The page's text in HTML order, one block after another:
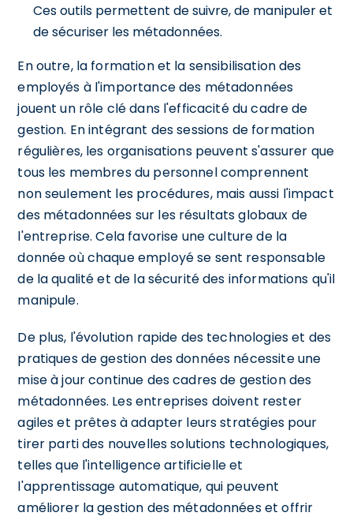
Ces outils permettent de suivre, de manipuler et
de sécuriser les métadonnées.
En outre, la formation et la sensibilisation des
employés à l'importance des métadonnées
jouent un rôle clé dans l'efficacité du cadre de
gestion. En intégrant des sessions de formation
régulières, les organisations peuvent s'assurer que
tous les membres du personnel comprennent
non seulement les procédures, mais aussi l'impact
des métadonnées sur les résultats globaux de
l'entreprise. Cela favorise une culture de la
donnée où chaque employé se sent responsable
de la qualité et de la sécurité des informations qu'il
manipule.
De plus, l'évolution rapide des technologies et des
pratiques de gestion des données nécessite une
mise à jour continue des cadres de gestion des
métadonnées. Les entreprises doivent rester
agiles et prêtes à adapter leurs stratégies pour
tirer parti des nouvelles solutions technologiques,
telles que l'intelligence artificielle et
l'apprentissage automatique, qui peuvent
améliorer la gestion des métadonnées et offrir